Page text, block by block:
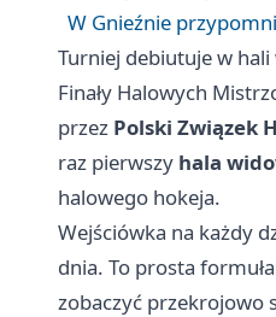
W Gnieźnie
Turniej debiutuje w
Finały Halowych
przez Polski Związek
raz pierwszy hala
halowego hokeja.
Wejściówka na każdy
dnia. To prosta
zobaczyć przekrojowo